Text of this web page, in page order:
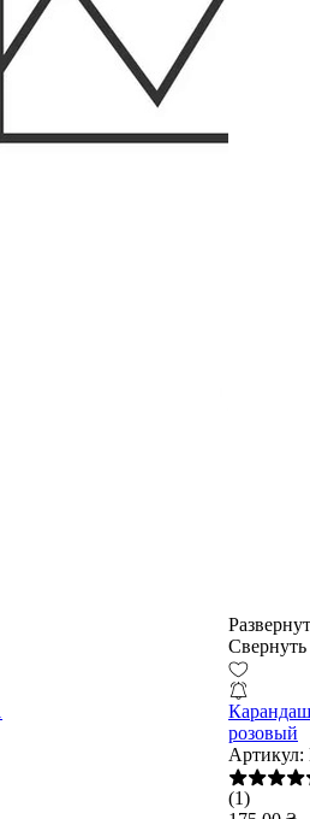
Свернуть
розовый
Артикул:
(1)